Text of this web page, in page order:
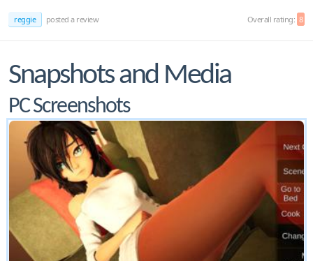
reggie posted a review Overall rating: 8
Snapshots and Media
PC Screenshots